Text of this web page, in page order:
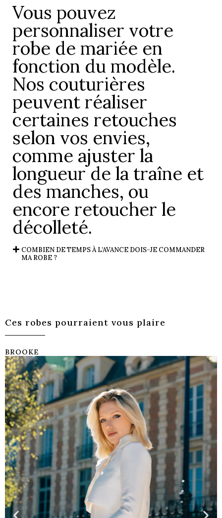
Vous pouvez
personnaliser votre
robe de mariée en
fonction du modèle.
Nos couturières
peuvent réaliser
certaines retouches
selon vos envies,
comme ajuster la
longueur de la traîne et
des manches, ou
encore retoucher le
décolleté.
COMBIEN DE TEMPS À L’AVANCE DOIS-JE COMMANDER
MA ROBE ?
Ces robes pourraient vous plaire
BROOKE